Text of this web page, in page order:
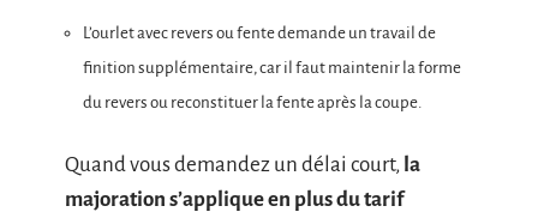
L’ourlet avec revers ou fente demande un travail de
finition supplémentaire, car il faut maintenir la forme
du revers ou reconstituer la fente après la coupe.
Quand vous demandez un délai court, la
majoration s’applique en plus du tarif